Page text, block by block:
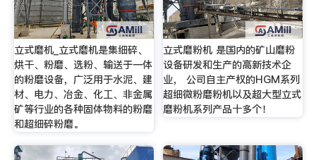
立式磨机_立式磨机是集细碎、
烘干、粉磨、选粉、输送于一体
的粉磨设备，广泛用于水泥、建
材、电力、冶金、化工、非金属
矿等行业的各种固体物料的粉磨
和超细碎粉磨。
立式磨粉机 是国内的矿山磨粉
设备研发和生产的高新技术企
业， 公司自主产权的HGM系列
超细微粉磨粉机以及超大型立式
磨粉机系列产品十多个！